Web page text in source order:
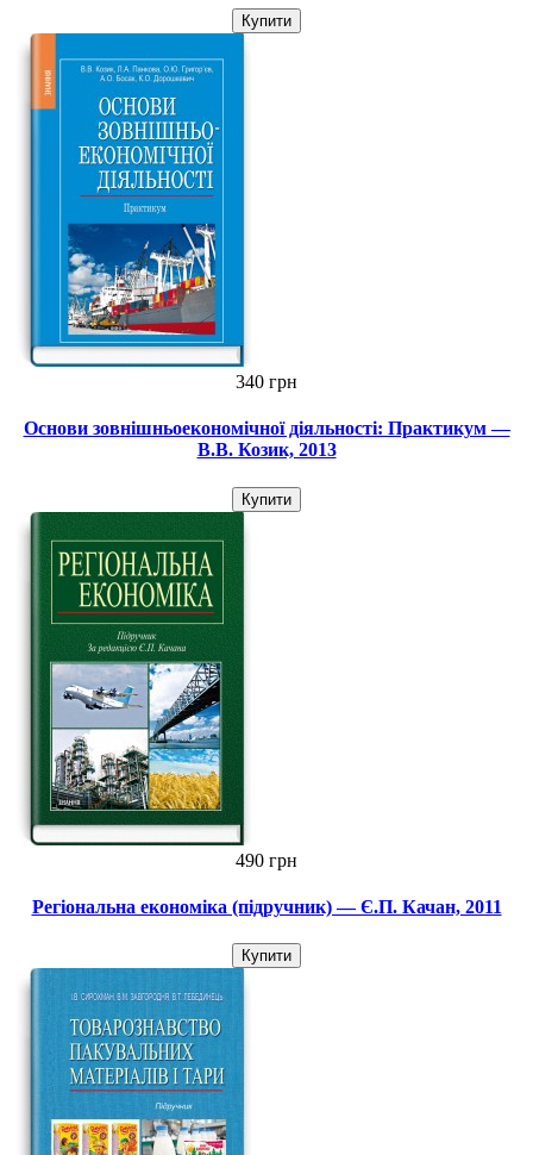
Купити
340 грн
Основи зовнішньоекономічної діяльності: Практикум —
В.В. Козик, 2013
Купити
490 грн
Регіональна економіка (підручник) — Є.П. Качан, 2011
Купити